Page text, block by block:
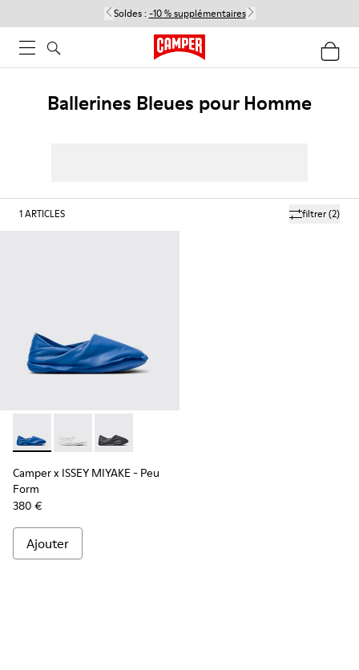
Soldes : -10 % supplémentaires
Ballerines Bleues pour Homme
filtrer(2)
1ARTICLES
Camper x ISSEY MIYAKE - Peu Form - K101074-004 -
Camper x ISSEY MIYAKE - Peu Form - K101074-003
Camper x ISSEY MIYAKE - Peu Form -
Camper x ISSEY MIYAKE - Peu
Form
380 €
Ajouter